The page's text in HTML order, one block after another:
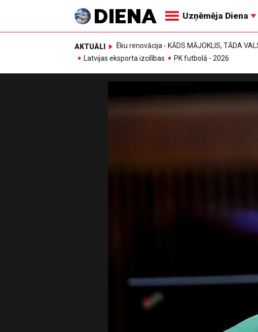
Uzņēmēja Diena
AKTUĀLI Ēku renovācija - KĀDS MĀJOKLIS, TĀDA
Latvijas eksporta izcilības
PK futbolā - 2026